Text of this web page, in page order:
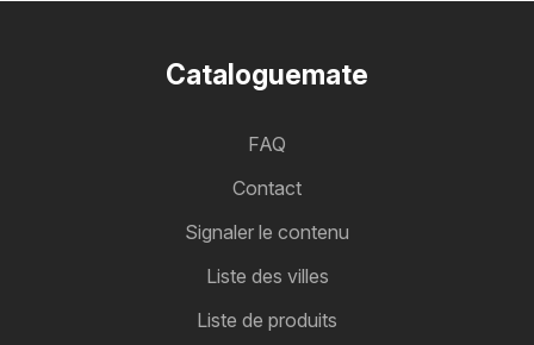
Cataloguemate
FAQ
Contact
Signaler le contenu
Liste des villes
Liste de produits